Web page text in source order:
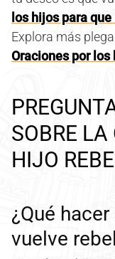
los hijos para
Explora más
Oraciones por los
SOBRE LA
HIJO
¿Qué
vuelve